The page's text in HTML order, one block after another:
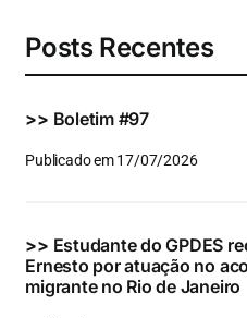
Posts Recentes
>> Boletim #97
Publicado em 17/07/2026
>> Estudante do GPDES
Ernesto por atuação no
migrante no Rio de Janeiro